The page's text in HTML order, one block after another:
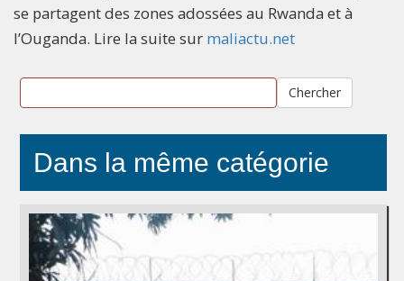
se partagent des zones adossées au Rwanda et à
l’Ouganda. Lire la suite sur maliactu.net
Chercher
Dans la même catégorie